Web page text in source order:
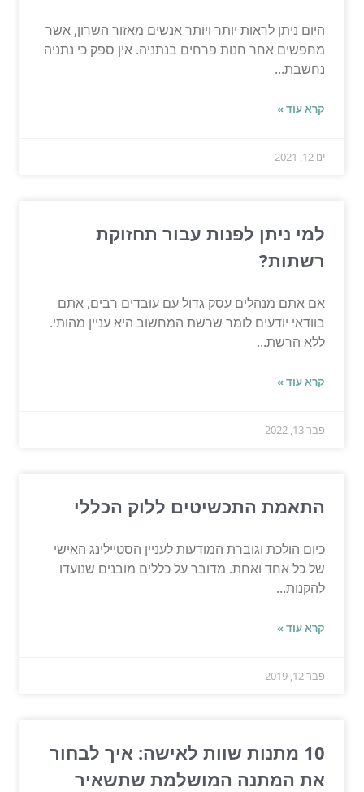
היום ניתן לראות יותר ויותר אנשים מאזור השרון, אשר
מחפשים אחר חנות פרחים בנתניה. אין ספק כי נתניה
נחשבת...
קרא עוד »
ינו 12, 2021
למי ניתן לפנות עבור תחזוקת
רשתות?
אם אתם מנהלים עסק גדול עם עובדים רבים, אתם
בוודאי יודעים לומר שרשת המחשוב היא עניין מהותי.
ללא הרשת...
קרא עוד »
פבר 13, 2022
התאמת התכשיטים ללוק הכללי
כיום הולכת וגוברת המודעות לעניין הסטיילינג האישי
של כל אחד ואחת. מדובר על כללים מובנים שנועדו
להקנות...
קרא עוד »
פבר 12, 2019
10 מתנות שוות לאישה: איך לבחור
את המתנה המושלמת שתשאיר